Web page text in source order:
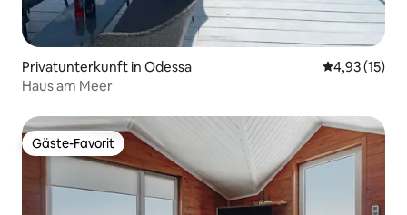
Privatunterkunft in Odessa
4,93 (15)
Haus am Meer
Gäste-Favorit
Gäste-Favorit